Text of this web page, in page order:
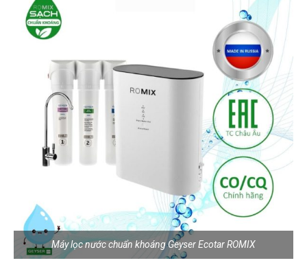
Máy lọc nước chuẩn khoáng Geyser Ecotar ROMIX